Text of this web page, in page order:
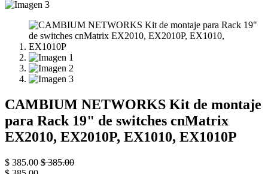
CAMBIUM NETWORKS Kit de montaje
para Rack 19" de switches cnMatrix
EX2010, EX2010P, EX1010, EX1010P
$ 385.00 $385.00